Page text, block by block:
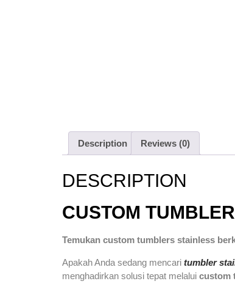
Description Reviews (0)
DESCRIPTION
CUSTOM
Temukan custom tumblers stainless
Apakah Anda sedang mencari tumbler
menghadirkan solusi tepat melalui custom